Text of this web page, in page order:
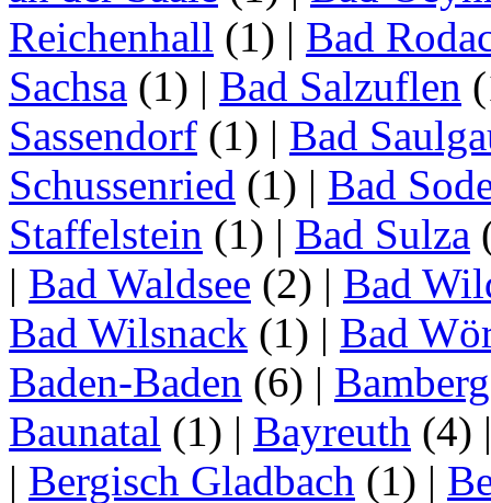
Reichenhall (1) | Bad
Sachsa (1) | Bad Salzuflen
Sassendorf (1) | Bad
Schussenried (1) | Bad
Staffelstein (1) | Bad Sulza
| Bad Waldsee (2) | Bad
Bad Wilsnack (1) | Bad
Baden-Baden (6) | Bamberg
Baunatal (1) | Bayreuth (4)
| Bergisch Gladbach (1) |